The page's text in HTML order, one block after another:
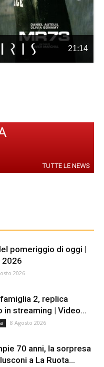
21:14
TUTTE LE NEWS
pomeriggio di oggi |
2026
2026
2, replica
in streaming | Video...
8 Agosto 2026
70 anni, la sorpresa
a La Ruota...